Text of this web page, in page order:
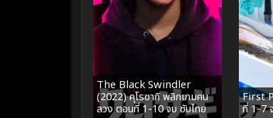
The Black Swindler
(2022) คุโรซากิ พลิกเกมคน
ลวง ตอนที่ 1-10 จบ ซับไทย
First
ที่ 1-7